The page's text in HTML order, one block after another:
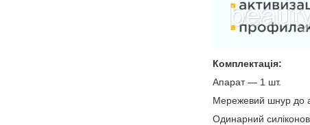
Комплектація:
Апарат ― 1 шт.
Мережевий шнур до
Одинарний